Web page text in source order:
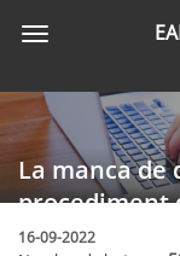
principal
Toggle
La manca de
procediment
a les
16-09-2022